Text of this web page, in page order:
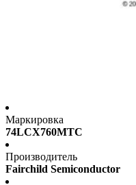
Маркировка
74LCX760MTC
Производитель
Fairchild Semiconductor